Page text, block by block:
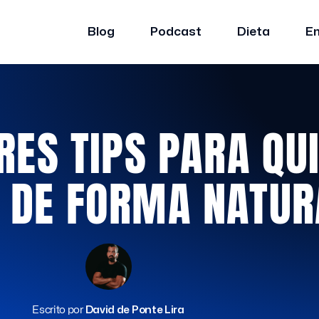
Blog Podcast Dieta
TIPS PARA
FORMA
Escrito porDavid de Ponte Lira